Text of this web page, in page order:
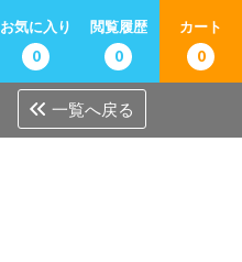
お気に入り
0
閲覧履歴
0
カート
0
一覧へ戻る